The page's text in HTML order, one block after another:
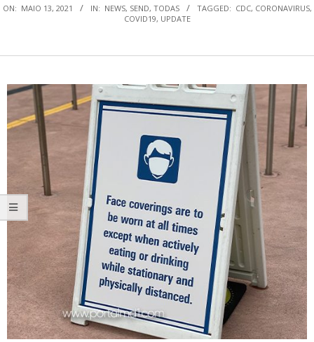
ON: MAIO 13, 2021 IN: NEWS, SEND, TODAS TAGGED: CDC, CORONAVIRUS,
COVID19, UPDATE